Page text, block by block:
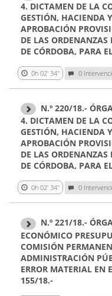
4. DICTAMEN DE LA
GESTIÓN, HACIENDA
APROBACIÓN
DE LAS
DE CÓRDOBA, PARA
0h 02' 34'' 0
N.º 220/18.-
4. DICTAMEN DE LA
GESTIÓN, HACIENDA
APROBACIÓN
DE LAS
DE CÓRDOBA, PARA
0h 02' 34'' 0
N.º 221/18.-
ECONÓMICO
COMISIÓN
ADMINISTRACIÓN
ERROR MATERIAL EN
155/18.-